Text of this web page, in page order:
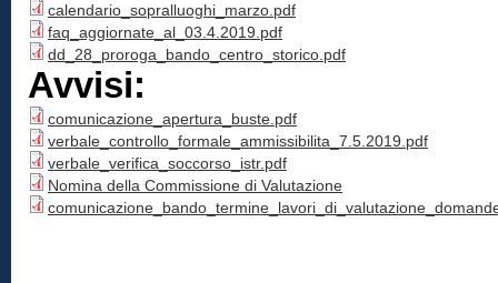
calendario_sopralluoghi_marzo.pdf
faq_aggiornate_al_03.4.2019.pdf
dd_28_proroga_bando_centro_storico.pdf
Avvisi:
comunicazione_apertura_buste.pdf
verbale_controllo_formale_ammissibilita_7.5.2019.pdf
verbale_verifica_soccorso_istr.pdf
Nomina della Commissione di Valutazione